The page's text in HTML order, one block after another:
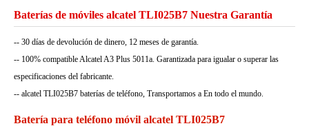
Baterías de móviles alcatel TLI025B7 Nuestra Garantía
-- 30 días de devolución de dinero, 12 meses de garantía.
-- 100% compatible Alcatel A3 Plus 5011a. Garantizada para igualar o superar las
especificaciones del fabricante.
-- alcatel TLI025B7 baterías de teléfono, Transportamos a En todo el mundo.
Batería para teléfono móvil alcatel TLI025B7